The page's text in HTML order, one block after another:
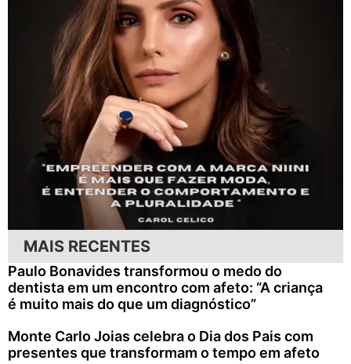
MAIS RECENTES
Paulo Bonavides transformou o medo do
dentista em um encontro com afeto: “A criança
é muito mais do que um diagnóstico”
Monte Carlo Joias celebra o Dia dos Pais com
presentes que transformam o tempo em afeto